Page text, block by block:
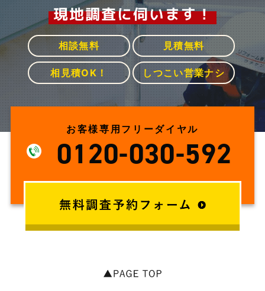
相談無料 見積無料
相見積OK！ しつこい営業ナシ
お客様専用フリーダイヤル
0120-030-592